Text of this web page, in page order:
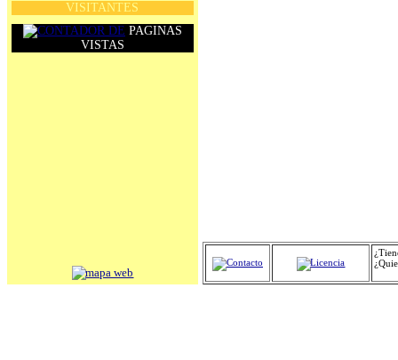
VISITANTES
PAGINAS
VISTAS